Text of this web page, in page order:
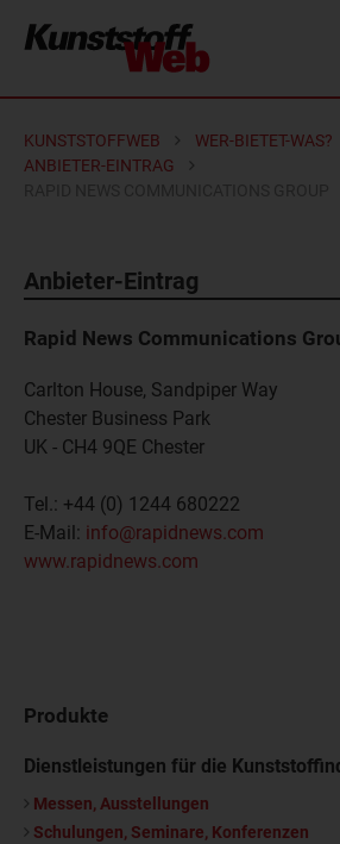
KUNSTSTOFFWEB
WER-BIETET-WAS?
ANBIETER-EINTRAG
Anbieter-Eintrag
Rapid News Communications
Carlton House, Sandpiper Way
Chester Business Park
UK - CH4 9QE Chester
Tel.: +44 (0) 1244 680222
E-Mail: info@rapidnews.com
www.rapidnews.com
Produkte
Dienstleistungen für die
Messen, Ausstellungen
Schulungen, Seminare, Konferenzen